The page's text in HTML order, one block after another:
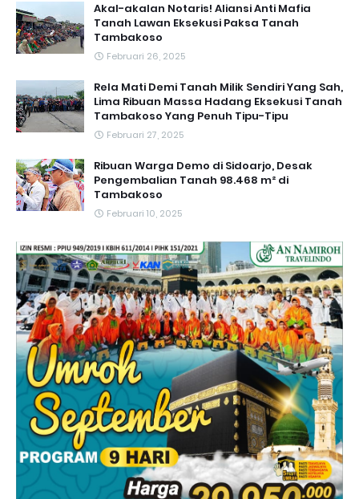
Akal-akalan Notaris! Aliansi Anti Mafia
Tanah Lawan Eksekusi Paksa Tanah
Tambakoso
Februari 26, 2025
Rela Mati Demi Tanah Milik Sendiri Yang Sah,
Lima Ribuan Massa Hadang Eksekusi Tanah
Tambakoso Yang Penuh Tipu-Tipu
Februari 27, 2025
Ribuan Warga Demo di Sidoarjo, Desak
Pengembalian Tanah 98.468 m² di
Tambakoso
Februari 10, 2025